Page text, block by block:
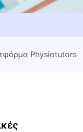
Physiotutors